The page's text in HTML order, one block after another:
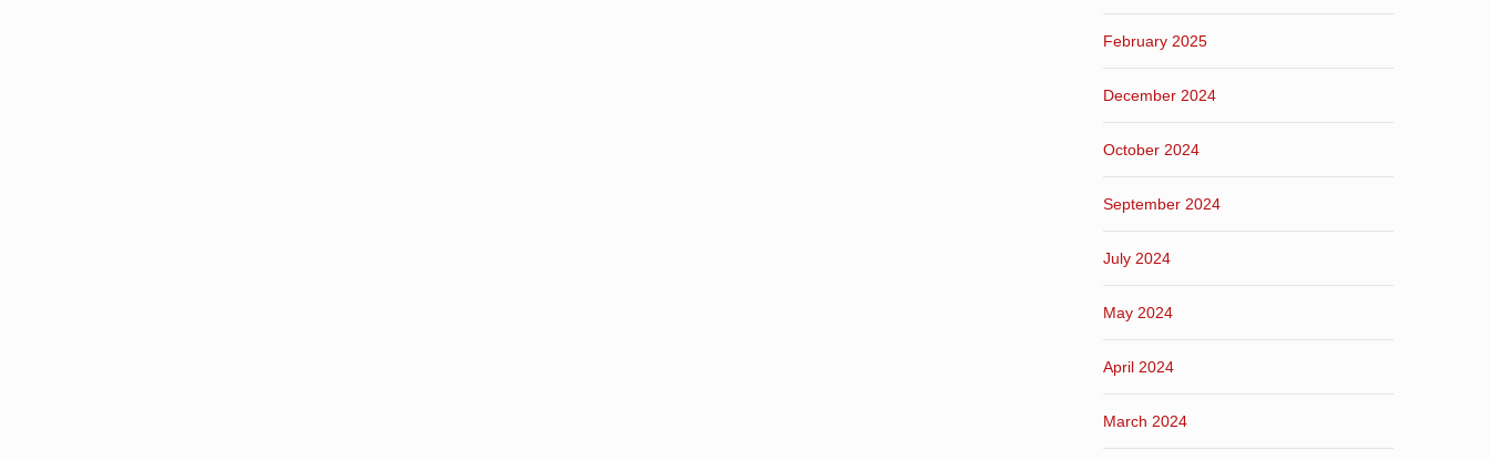
February 2025
December 2024
October 2024
September 2024
July 2024
May 2024
April 2024
March 2024